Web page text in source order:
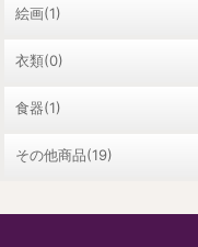
絵画(1)
衣類(0)
食器(1)
その他商品(19)